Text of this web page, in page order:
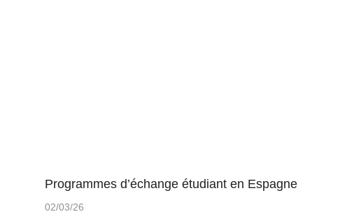
Programmes d’échange étudiant en Espagne
02/03/26